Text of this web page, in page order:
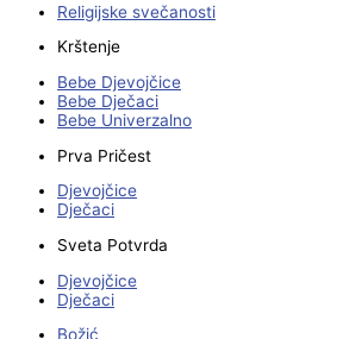
Religijske svečanosti
Krštenje
Bebe Djevojčice
Bebe Dječaci
Bebe Univerzalno
Prva Pričest
Djevojčice
Dječaci
Sveta Potvrda
Djevojčice
Dječaci
Božić